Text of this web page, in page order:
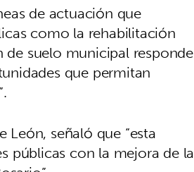
de actuación que
como la rehabilitación
de suelo municipal responde
que permitan
señaló que “esta
públicas con la mejora de la